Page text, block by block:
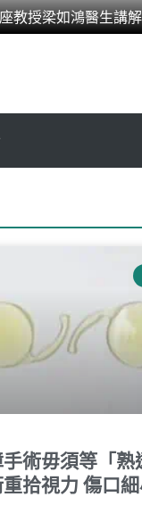
教授梁如鴻醫生講
手術毋須等「熟
拾視力 傷口